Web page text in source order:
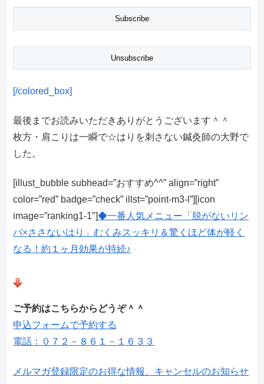
[/colored_box]
最後までお読みいただきありがとうございます＾＾
枚方・肩こりは一瞬で☆はりを刺さない鍼灸師の大野で
した。
[illust_bubble subhead=”おすすめ^^” align=”right”
color=”red” badge=”check” illst=”point-m3-l”][icon
image=”ranking1-1″]◆一番人気メニュー「脱がないリン
パ×ささないはり」むくみスッキリ＆驚くほど体が軽く
なる！約１ヶ月効果が持続♪
ご予約はこちらからどうぞ＾＾
申込フォームで予約する
電話：０７２－８６１－１６３３
メルマガ登録限定のお得な情報、キャンセルのお知らせ